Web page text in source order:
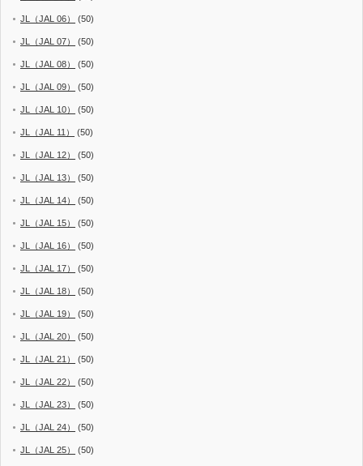
JL（JAL 06） (50)
JL（JAL 07） (50)
JL（JAL 08） (50)
JL（JAL 09） (50)
JL（JAL 10） (50)
JL（JAL 11） (50)
JL（JAL 12） (50)
JL（JAL 13） (50)
JL（JAL 14） (50)
JL（JAL 15） (50)
JL（JAL 16） (50)
JL（JAL 17） (50)
JL（JAL 18） (50)
JL（JAL 19） (50)
JL（JAL 20） (50)
JL（JAL 21） (50)
JL（JAL 22） (50)
JL（JAL 23） (50)
JL（JAL 24） (50)
JL（JAL 25） (50)